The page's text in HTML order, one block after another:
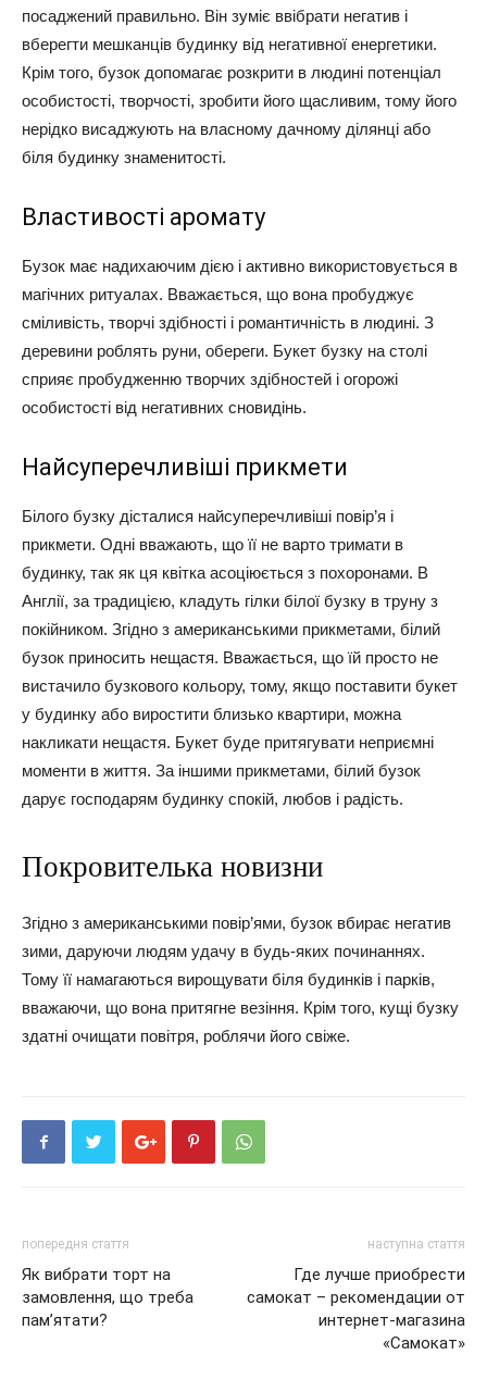
посаджений правильно. Він зуміє ввібрати негатив і
вберегти мешканців будинку від негативної енергетики.
Крім того, бузок допомагає розкрити в людині потенціал
особистості, творчості, зробити його щасливим, тому його
нерідко висаджують на власному дачному ділянці або
біля будинку знаменитості.
Властивості аромату
Бузок має надихаючим дією і активно використовується в
магічних ритуалах. Вважається, що вона пробуджує
сміливість, творчі здібності і романтичність в людині. З
деревини роблять руни, обереги. Букет бузку на столі
сприяє пробудженню творчих здібностей і огорожі
особистості від негативних сновидінь.
Найсуперечливіші прикмети
Білого бузку дісталися найсуперечливіші повір’я і
прикмети. Одні вважають, що її не варто тримати в
будинку, так як ця квітка асоціюється з похоронами. В
Англії, за традицією, кладуть гілки білої бузку в труну з
покійником. Згідно з американськими прикметами, білий
бузок приносить нещастя. Вважається, що їй просто не
вистачило бузкового кольору, тому, якщо поставити букет
у будинку або виростити близько квартири, можна
накликати нещастя. Букет буде притягувати неприємні
моменти в життя. За іншими прикметами, білий бузок
дарує господарям будинку спокій, любов і радість.
Покровителька новизни
Згідно з американськими повір’ями, бузок вбирає негатив
зими, даруючи людям удачу в будь-яких починаннях.
Тому її намагаються вирощувати біля будинків і парків,
вважаючи, що вона притягне везіння. Крім того, кущі бузку
здатні очищати повітря, роблячи його свіже.
попередня стаття
Як вибрати торт на
замовлення, що треба
пам’ятати?
наступна стаття
Где лучше приобрести
самокат – рекомендации от
интернет-магазина
«Самокат»